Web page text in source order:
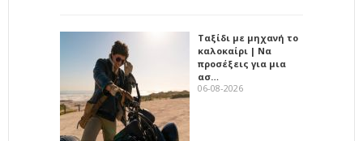
Ταξίδι με μηχανή το
καλοκαίρι | Να
προσέξεις για μια
ασ…
06-08-2026